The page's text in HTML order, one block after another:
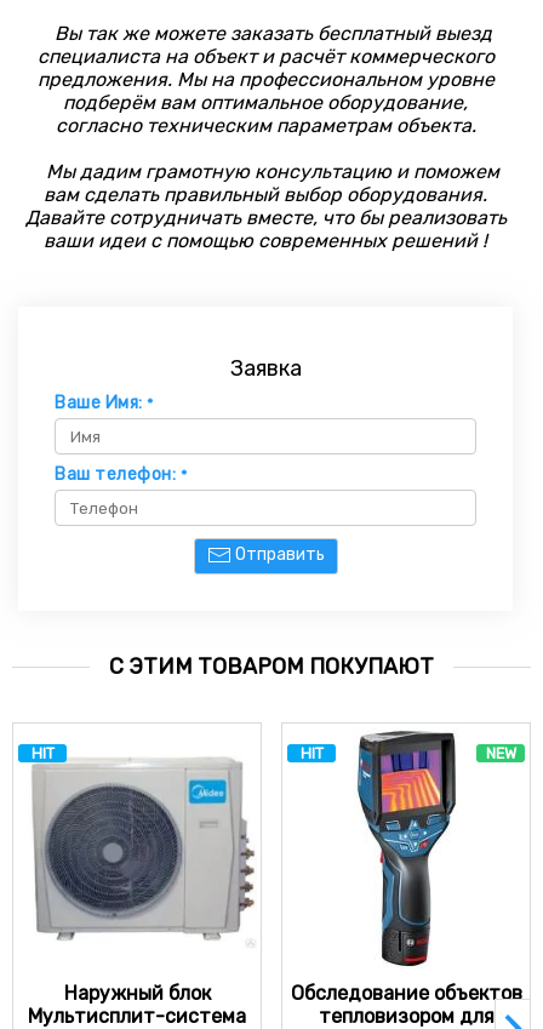
Вы так же можете заказать бесплатный выезд
специалиста на объект и расчёт коммерческого
предложения. Мы на профессиональном уровне
подберём вам оптимальное оборудование,
согласно техническим параметрам объекта.
Мы дадим грамотную консультацию и поможем
вам сделать правильный выбор оборудования.
Давайте сотрудничать вместе, что бы реализовать
ваши идеи с помощью современных решений !
Заявка
Ваше Имя: *
Ваш телефон: *
Отправить
С ЭТИМ ТОВАРОМ ПОКУПАЮТ
HIT
Наружный блок
Мультисплит-система
NEW
HIT
Обследование объектов
тепловизором для